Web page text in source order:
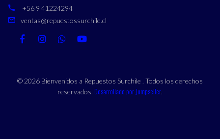
+56 9 41224294
ventas@repuestossurchile.cl
© 2026 Bienvenidos a Repuestos Surchile . Todos los derechos
reservados. Desarrollado por Jumpseller.